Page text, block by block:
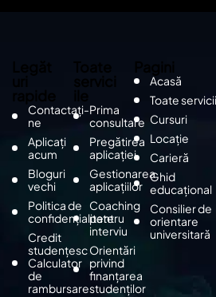
Contactați-
ne
Aplicați
acum
Bloguri
vechi
Politica de
confidențialitate
Credit
studențesc
Calculator
de
rambursare
Prima
consultare
Pregătirea
aplicației
Gestionarea
aplicațiilor
Coaching
pentru
interviu
Orientări
privind
finanțarea
studenților
Acasă
Toate
Cursuri
Locație
Carieră
Ghid
educațional
Consilier de
orientare
universitară